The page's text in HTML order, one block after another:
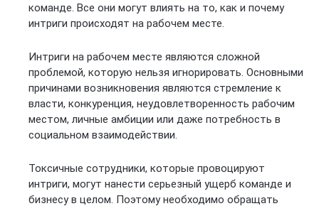
команде. Все они могут влиять на то, как и почему
интриги происходят на рабочем месте.
Интриги на рабочем месте являются сложной
проблемой, которую нельзя игнорировать. Основными
причинами возникновения являются стремление к
власти, конкуренция, неудовлетворенность рабочим
местом, личные амбиции или даже потребность в
социальном взаимодействии.
Токсичные сотрудники, которые провоцируют
интриги, могут нанести серьезный ущерб команде и
бизнесу в целом. Поэтому необходимо обращать